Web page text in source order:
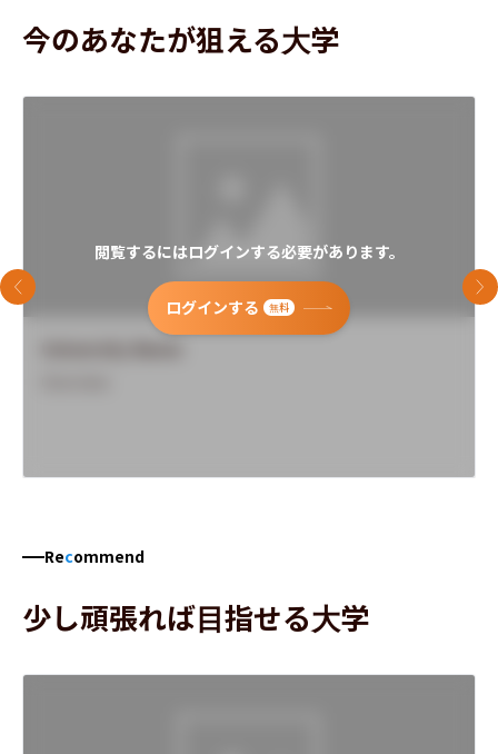
今のあなたが狙える大学
閲覧するにはログインする必要があります。
ログインする 無料
前のスライド 次
Recommend
少し頑張れば目指せる大学